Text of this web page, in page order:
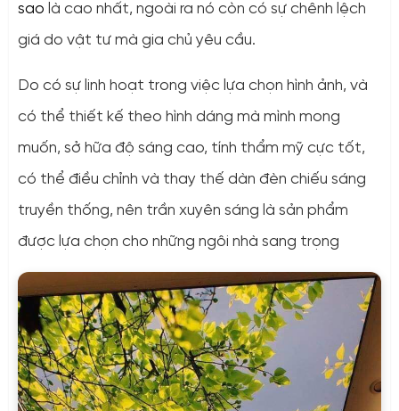
sao là cao nhất, ngoài ra nó còn có sự chênh lệch
giá do vật tư mà gia chủ yêu cầu.
Do có sự linh hoạt trong việc lựa chọn hình ảnh, và
có thể thiết kế theo hình dáng mà mình mong
muốn, sở hữa độ sáng cao, tính thẩm mỹ cực tốt,
có thể điều chỉnh và thay thế dàn đèn chiếu sáng
truyền thống, nên trần xuyên sáng là sản phẩm
được lựa chọn cho những ngôi nhà sang trọng